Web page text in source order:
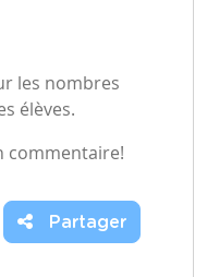
les nombres
élèves.
commentaire!
Partager